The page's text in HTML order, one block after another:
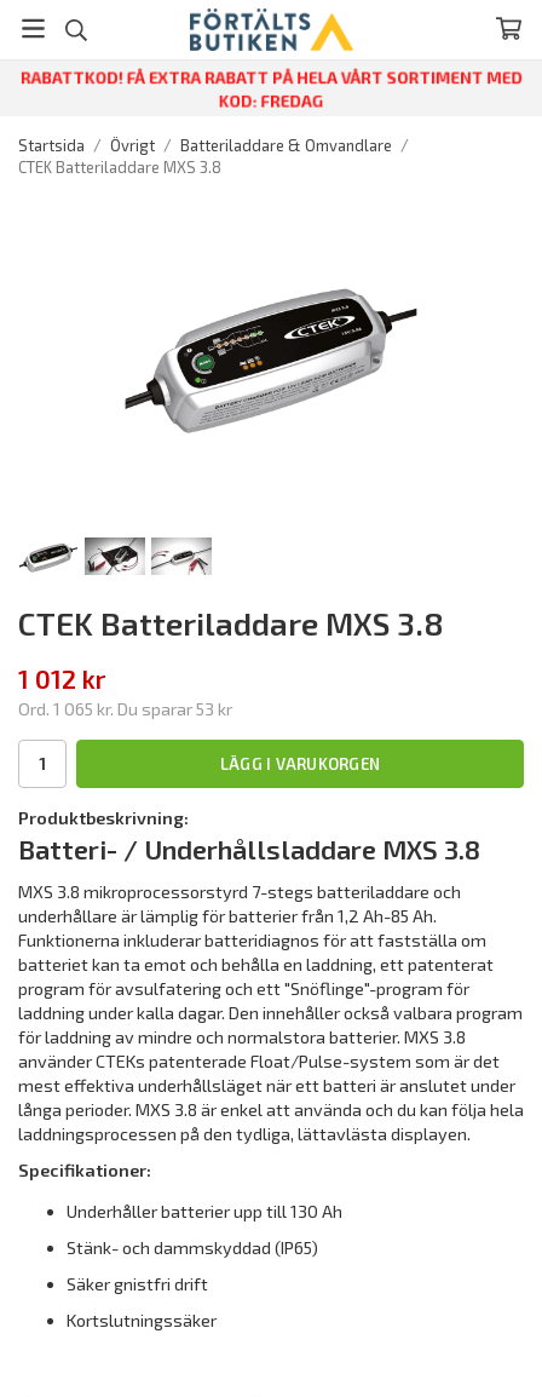
RABATTKOD! FÅ EXTRA RABATT PÅ HELA VÅRT SORTIMENT MED
KOD: FREDAG
Startsida / Övrigt / Batteriladdare & Omvandlare /
CTEK Batteriladdare MXS 3.8
CTEK Batteriladdare MXS 3.8
1 012 kr
Ord. 1 065 kr. Du sparar 53 kr
LÄGG I VARUKORGEN
Produktbeskrivning:
Batteri- / Underhållsladdare MXS 3.8
MXS 3.8 mikroprocessorstyrd 7-stegs batteriladdare och
underhållare är lämplig för batterier från 1,2 Ah-85 Ah.
Funktionerna inkluderar batteridiagnos för att fastställa om
batteriet kan ta emot och behålla en laddning, ett patenterat
program för avsulfatering och ett "Snöflinge"-program för
laddning under kalla dagar. Den innehåller också valbara program
för laddning av mindre och normalstora batterier. MXS 3.8
använder CTEKs patenterade Float/Pulse-system som är det
mest effektiva underhållsläget när ett batteri är anslutet under
långa perioder. MXS 3.8 är enkel att använda och du kan följa hela
laddningsprocessen på den tydliga, lättavlästa displayen.
Specifikationer:
Underhåller batterier upp till 130 Ah
Stänk- och dammskyddad (IP65)
Säker gnistfri drift
Kortslutningssäker